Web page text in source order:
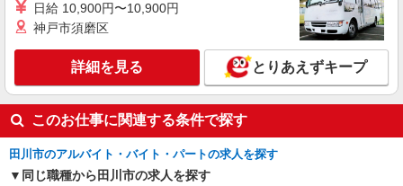
日給 10,900円〜10,900円
神戸市須磨区
詳細を見る とりあえずキープ
このお仕事に関連する条件で探す
田川市のアルバイト・バイト・パートの求人を探す
同じ職種から田川市の求人を探す